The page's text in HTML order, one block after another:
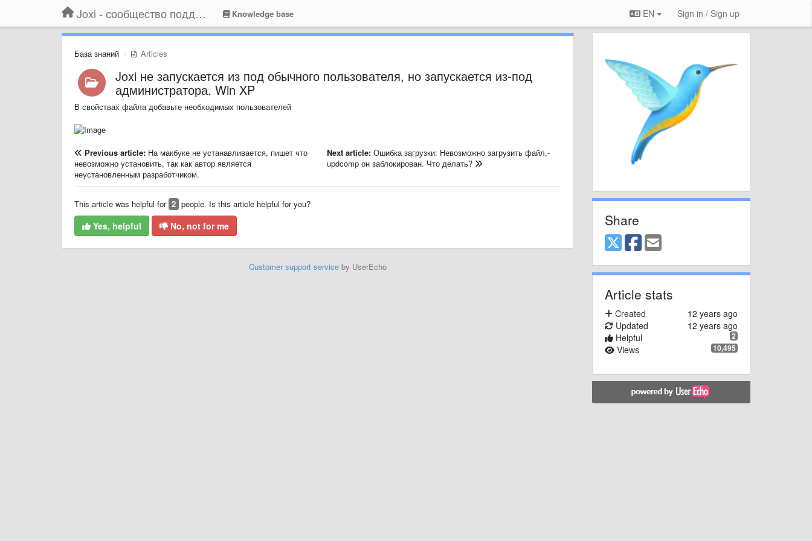
Joxi - сообщество поддержки Knowledge base EN Sign in / Sign up
База знаний Articles
Joxi не запускается из под обычного пользователя, но запускается из-под
администратора. Win XP
В свойствах файла добавьте необходимых пользователей
Previous article: На макбуке не устанавливается, пишет что
невозможно установить, так как автор является
неустановленным разработчиком.
Next article: Ошибка загрузки: Невозможно загрузить файл,-
updcomp он заблокирован. Что делать?
This article was helpful for 2 people. Is this article helpful for you?
Yes, helpful No, not for me
Customer support serviceby UserEcho
Share
Article stats
12 years ago
Created
12 years ago
Updated
2
Helpful
10,495
Views